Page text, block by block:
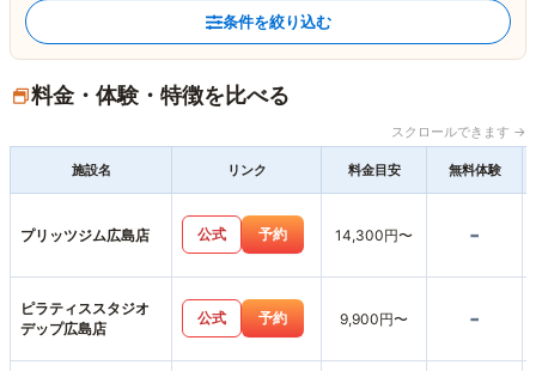
条件を絞り込む
料金・体験・特徴を比べる
スクロールできます →
施設名 リンク 料金目安 無料体験
プリッツジム広島店 公式 予約 14,300円〜 -
ピラティススタジオ
デップ広島店
公式 予約 9,900円〜 -